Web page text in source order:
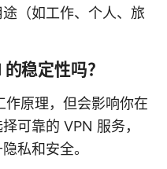
（如工作、个人、旅
稳定性吗？
原理，但会影响你在
可靠的 VPN 服务，
私和安全。